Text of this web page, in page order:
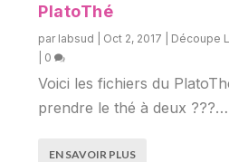
PlatoThé
par labsud Oct 2, 2017 Découpe
0
Voici les fichiers du
prendre le thé à deux
EN SAVOIR PLUS